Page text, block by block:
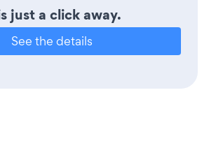
just a click away.
See the details